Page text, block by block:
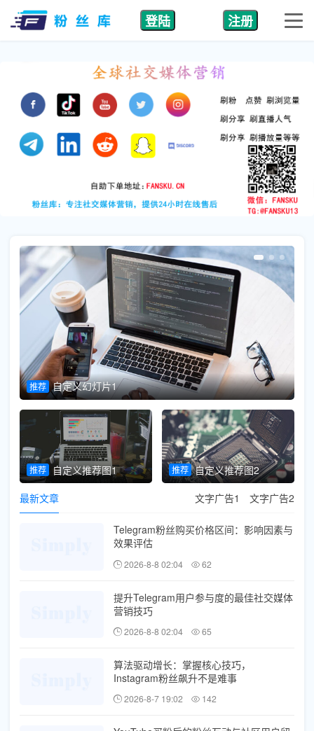
登陆 注册
推荐 自定义幻灯片1
推荐 自定义推荐图1 推荐 自定义推荐图2
最新文章 文字广告1 文字广告2
Telegram粉丝购买价格区间：影响因素与
效果评估
2026-8-8 02:04 62
提升Telegram用户参与度的最佳社交媒体
营销技巧
2026-8-8 02:04 65
算法驱动增长：掌握核心技巧，
Instagram粉丝飙升不是难事
2026-8-7 19:02 142